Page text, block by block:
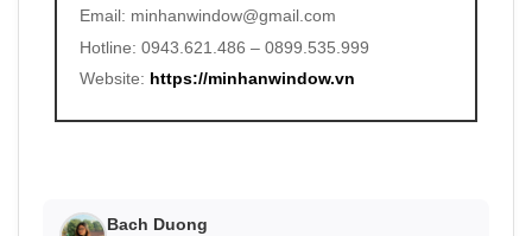
Email: minhanwindow@gmail.com
Hotline: 0943.621.486 – 0899.535.999
Website: https://minhanwindow.vn
Bach Duong